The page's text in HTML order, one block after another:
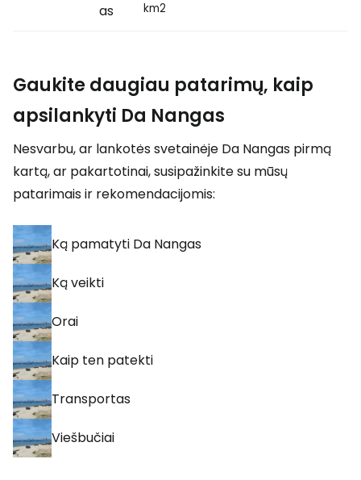
as
km2
Gaukite daugiau patarimų, kaip
apsilankyti Da Nangas
Nesvarbu, ar lankotės svetainėje Da Nangas pirmą
kartą, ar pakartotinai, susipažinkite su mūsų
patarimais ir rekomendacijomis:
Ką pamatyti Da Nangas
Ką veikti
Orai
Kaip ten patekti
Transportas
Viešbučiai